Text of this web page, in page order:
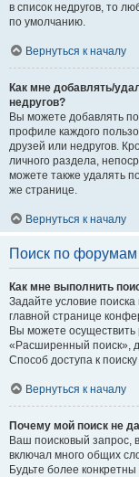
в список недругов, то
по умолчанию.
Вернуться к началу
Как мне добавлять/
недругов?
Вы можете добавлять
профиле каждого
друзей или недругов.
личного раздела,
можете также удалять
же странице.
Вернуться к началу
Поиск по форумам
Как мне выполнить
Задайте условие
главной странице
Вы можете
«Расширенный поиск»,
Способ доступа к
Вернуться к началу
Почему мой поиск не
Ваш поисковый
включал много общих
Будьте более